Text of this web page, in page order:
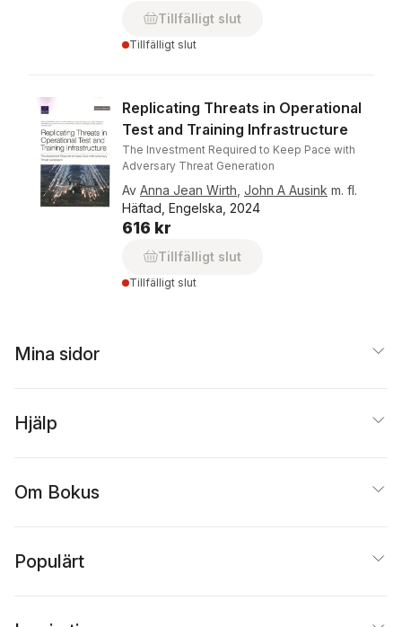
Tillfälligt slut
Tillfälligt slut
Replicating Threats in Operational
Test and Training Infrastructure
The Investment Required to Keep Pace with
Adversary Threat Generation
Av Anna Jean Wirth John A Ausink m. fl.
Häftad, Engelska, 2024
616 kr
Tillfälligt slut
Tillfälligt slut
Mina sidor
Hjälp
Om Bokus
Populärt